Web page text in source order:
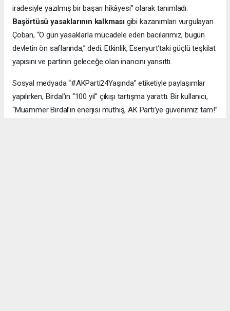
iradesiyle yazılmış bir başarı hikâyesi” olarak tanımladı.
Başörtüsü yasaklarının kalkması gibi kazanımları vurgulayan
Çoban, “O gün yasaklarla mücadele eden bacılarımız, bugün
devletin ön saflarında,” dedi. Etkinlik, Esenyurt’taki güçlü teşkilat
yapısını ve partinin geleceğe olan inancını yansıttı.
Sosyal medyada “#AKParti24Yaşında” etiketiyle paylaşımlar
yapılırken, Birdal’ın “100 yıl” çıkışı tartışma yarattı. Bir kullanıcı,
“Muammer Birdal’ın enerjisi müthiş, AK Parti’ye güvenimiz tam!”